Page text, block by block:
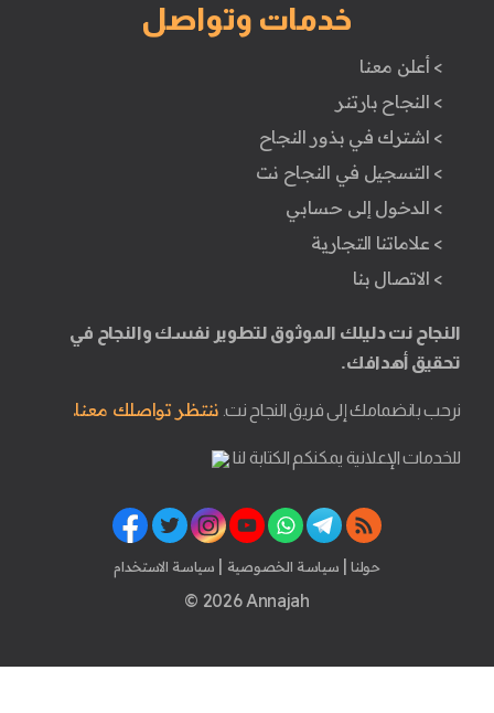
خدمات وتواصل
> أعلن معنا
> النجاح بارتنر
> اشترك في بذور النجاح
> التسجيل في النجاح نت
> الدخول إلى حسابي
> علاماتنا التجارية
> الاتصال بنا
النجاح نت دليلك الموثوق لتطوير نفسك والنجاح في
تحقيق أهدافك.
نرحب بانضمامك إلى فريق النجاح نت. ننتظر تواصلك معنا.
للخدمات الإعلانية يمكنكم الكتابة لنا
حولنا | سياسة الخصوصية | سياسة الاستخدام
© 2026 Annajah